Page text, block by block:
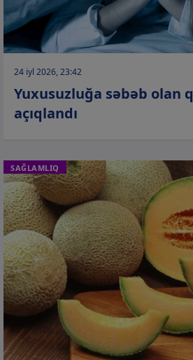
24 iyl 2026, 23:42
Yuxusuzluğa səbəb olan
açıqlandı
SAĞLAMLIQ